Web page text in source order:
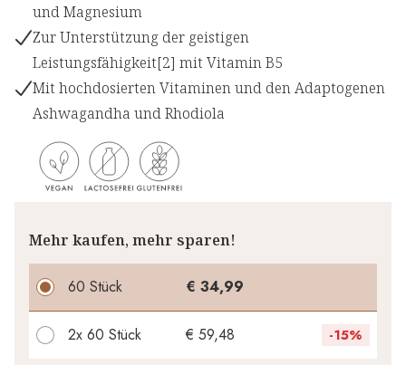
und Magnesium
Zur Unterstützung der geistigen
Leistungsfähigkeit[2] mit Vitamin B5
Mit hochdosierten Vitaminen und den Adaptogenen
Ashwagandha und Rhodiola
Mehr kaufen, mehr sparen!
60 Stück € 34,99
2x 60 Stück € 59,48 -15%